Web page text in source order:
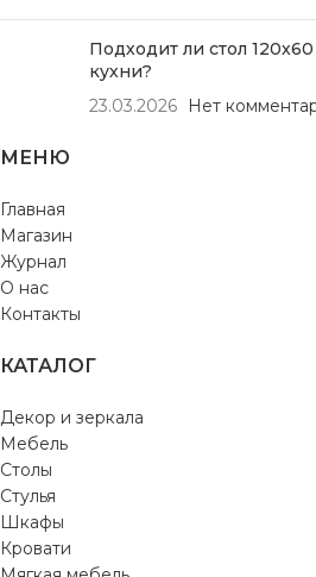
Подходит ли стол
кухни?
23.03.2026
Нет
МЕНЮ
Главная
Магазин
Журнал
О нас
Контакты
КАТАЛОГ
Декор и зеркала
Мебель
Столы
Стулья
Шкафы
Кровати